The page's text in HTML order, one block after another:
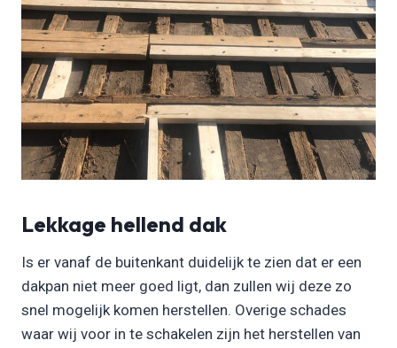
Lekkage hellend dak
Is er vanaf de buitenkant duidelijk te zien dat er een
dakpan niet meer goed ligt, dan zullen wij deze zo
snel mogelijk komen herstellen. Overige schades
waar wij voor in te schakelen zijn het herstellen van